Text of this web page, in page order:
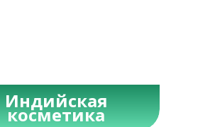
Индийская
косметика